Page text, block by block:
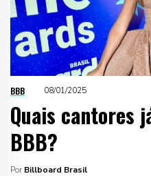
BBB 08/01/2025
Quais cantores
BBB?
Por Billboard Brasil